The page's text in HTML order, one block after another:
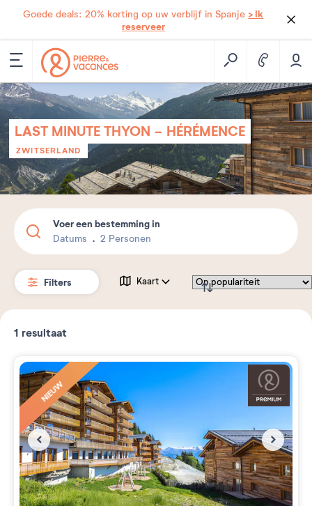
Goede deals: 20% korting op uw verblijf in Spanje > Ik
reserveer
LAST MINUTE THYON - HÉRÉMENCE
ZWITSERLAND
Voer een bestemming in
Datums 2 Personen
Filters Kaart
1 resultaat
NIEUW